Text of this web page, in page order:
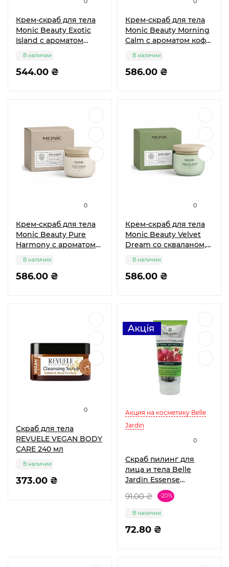
Крем-скраб для тела
Monic Beauty Exotic
Island с ароматом
544.00 ₴
В наличии
Крем-скраб для тела
Monic Beauty Morning
Calm с ароматом кофе,
586.00 ₴
В наличии
0
Крем-скраб для тела
Monic Beauty Pure
Harmony с ароматом
586.00 ₴
В наличии
0
Крем-скраб для тела
Monic Beauty Velvet
Dream со скваланом,
586.00 ₴
В наличии
0
Скраб для тела
REVUELE VEGAN BODY
CARE 240 мл
373.00 ₴
В наличии
0
Акция на косметику Belle
Jardin
Скраб пилинг для
лица и тела Belle
Jardin Essense
Naturelle Гранатовый
200 мл
91.00 ₴ -20%
72.80 ₴
В наличии